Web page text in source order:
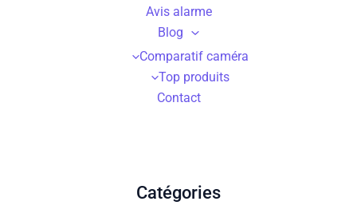
Avis alarme
Blog
Comparatif caméra
Top produits
Contact
Catégories